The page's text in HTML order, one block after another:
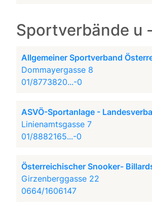
Sportverbände u
Allgemeiner Sportverband
Dommayergasse 8
01/8773820...-0
ASVÖ-Sportanlage -
Linienamtsgasse 7
01/8882165...-0
Österreichischer Snooker-
Girzenberggasse 22
0664/1606147